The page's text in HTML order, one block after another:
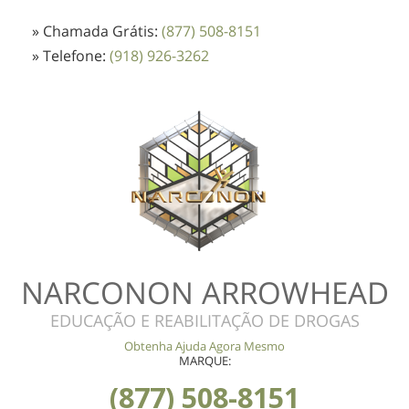
» Chamada Grátis: (877) 508-8151
» Telefone: (918) 926-3262
NARCONON ARROWHEAD
EDUCAÇÃO E REABILITAÇÃO DE DROGAS
Obtenha Ajuda Agora Mesmo
MARQUE:
(877) 508-8151